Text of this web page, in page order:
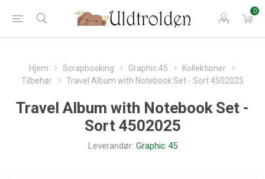
0
Hjem Scrapbooking Graphic 45
Kollektioner
Tilbehør
Travel Album with Notebook Set - Sort 4502025
Travel Album with Notebook Set -
Sort 4502025
Leverandør: Graphic 45